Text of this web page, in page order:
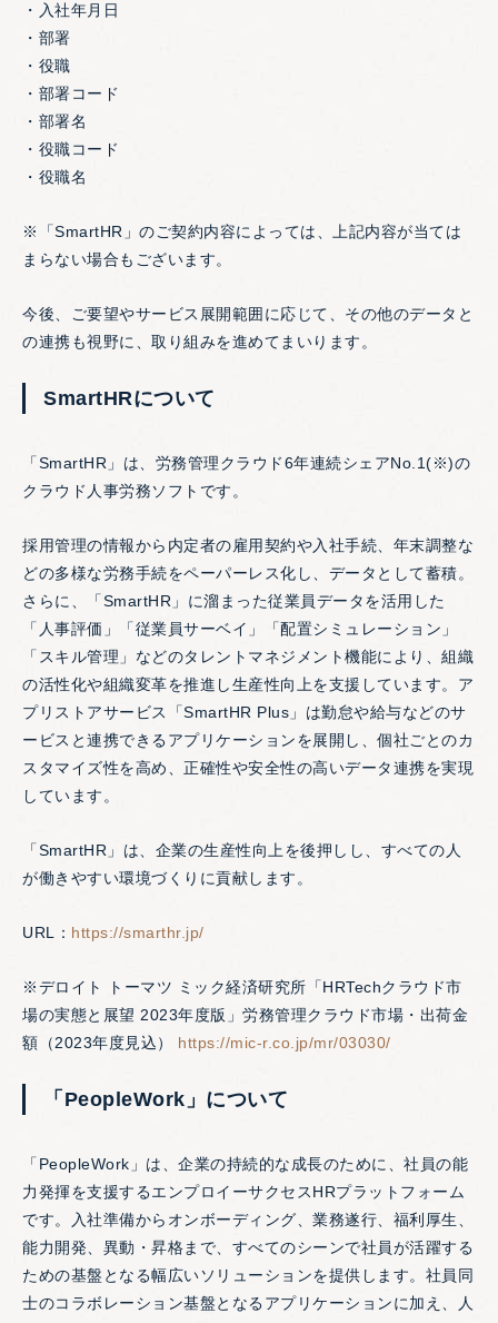
・入社年月日
・部署
・役職
・部署コード
・部署名
・役職コード
・役職名
※「SmartHR」のご契約内容によっては、上記内容が当ては
まらない場合もございます。
今後、ご要望やサービス展開範囲に応じて、その他のデータと
の連携も視野に、取り組みを進めてまいります。
SmartHRについて
「SmartHR」は、労務管理クラウド6年連続シェアNo.1(※)の
クラウド人事労務ソフトです。
採用管理の情報から内定者の雇用契約や入社手続、年末調整な
どの多様な労務手続をペーパーレス化し、データとして蓄積。
さらに、「SmartHR」に溜まった従業員データを活用した
「人事評価」「従業員サーベイ」「配置シミュレーション」
「スキル管理」などのタレントマネジメント機能により、組織
の活性化や組織変革を推進し生産性向上を支援しています。ア
プリストアサービス「SmartHR Plus」は勤怠や給与などのサ
ービスと連携できるアプリケーションを展開し、個社ごとのカ
スタマイズ性を高め、正確性や安全性の高いデータ連携を実現
しています。
「SmartHR」は、企業の生産性向上を後押しし、すべての人
が働きやすい環境づくりに貢献します。
URL： https://smarthr.jp/
※デロイト トーマツ ミック経済研究所「HRTechクラウド市
場の実態と展望 2023年度版」労務管理クラウド市場・出荷金
額（2023年度見込） https://mic-r.co.jp/mr/03030/
「PeopleWork」について
「PeopleWork」は、企業の持続的な成長のために、社員の能
力発揮を支援するエンプロイーサクセスHRプラットフォーム
です。入社準備からオンボーディング、業務遂行、福利厚生、
能力開発、異動・昇格まで、すべてのシーンで社員が活躍する
ための基盤となる幅広いソリューションを提供します。社員同
士のコラボレーション基盤となるアプリケーションに加え、人